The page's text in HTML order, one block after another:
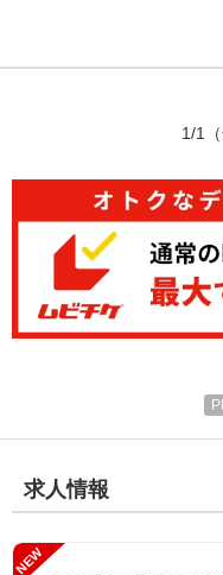
1/1
求人情報
NEW